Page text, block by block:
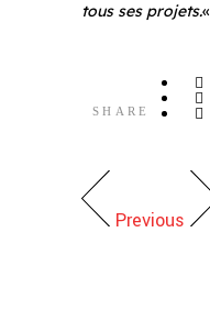
tous ses projets.«
SHARE
Previous